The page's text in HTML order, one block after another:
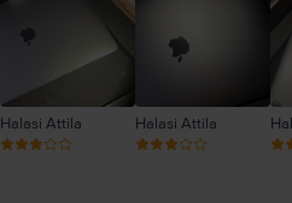
Halasi Attila Halasi Attila